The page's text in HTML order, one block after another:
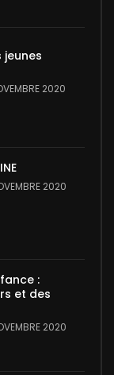
2020
2020
:
et des
2020